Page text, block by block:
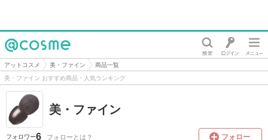
@cosme
アットコスメ 美・ファイン
商品一覧
美・ファイン おすすめ商品・人気ランキング
美・ファイン
フォロワー6 フォローとは？ フォロー